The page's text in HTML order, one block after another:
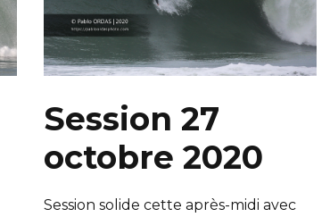
Session 27
octobre 2020
Session solide cette après-midi avec